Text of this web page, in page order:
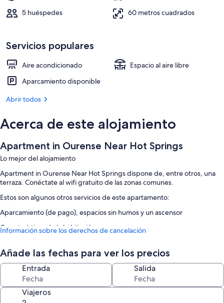
5 huéspedes
60 metros cuadrados
Servicios populares
Aire acondicionado
Espacio al aire libre
Aparcamiento disponible
Abrir todos
Acerca de este alojamiento
Apartment in Ourense Near Hot Springs
Lo mejor del alojamiento
Apartment in Ourense Near Hot Springs dispone de, entre otros, una
terraza. Conéctate al wifi gratuito de las zonas comunes.
Estos son algunos otros servicios de este apartamento:
Aparcamiento (de pago), espacios sin humos y un ascensor
Características de la habitación
disponen de comodidades como aire acondicionado.
Información sobre los derechos de cancelación
Añade las fechas para ver los precios
Entrada Salida
Viajeros